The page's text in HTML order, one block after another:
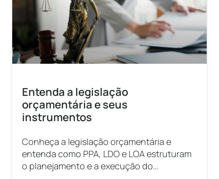
Entenda a legislação
orçamentária e seus
instrumentos
Conheça a legislação orçamentária e
entenda como PPA, LDO e LOA estruturam
o planejamento e a execução do